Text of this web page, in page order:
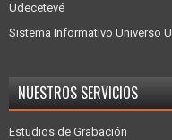
Udecetevé
Sistema Informativo Universo U
NUESTROS SERVICIOS
Estudios de Grabación